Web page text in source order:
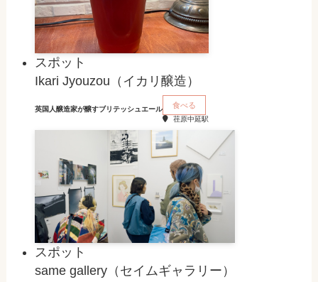
スポット
Ikari Jyouzou（イカリ醸造）
英国人醸造家が醸すブリテッシュエール 食べる
荏原中延駅
スポット
same gallery（セイムギャラリー）